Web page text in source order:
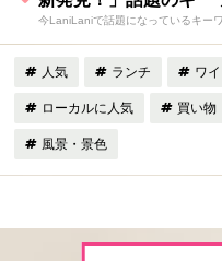
今LaniLaniで話題になっているキー
人気 ランチ ワ
ローカルに人気 買い物
風景・景色